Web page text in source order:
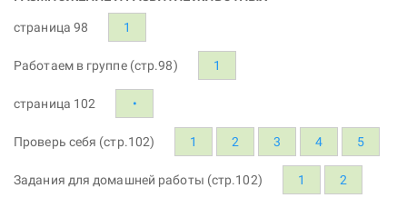
страница 98 1
Работаем в группе (стр.98) 1
страница 102 •
Проверь себя (стр.102) 1 2 3 4 5
Задания для домашней работы (стр.102) 1 2